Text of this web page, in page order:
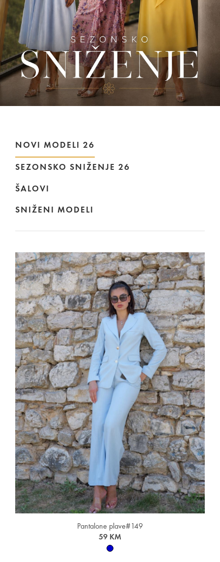
NOVI MODELI 26
SEZONSKO SNIŽENJE 26
ŠALOVI
SNIŽENI MODELI
Pantalone plave#149
59 KM